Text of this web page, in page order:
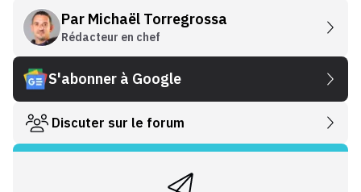
Par Michaël Torregrossa
Rédacteur en chef
S'abonner à Google
Discuter sur le forum